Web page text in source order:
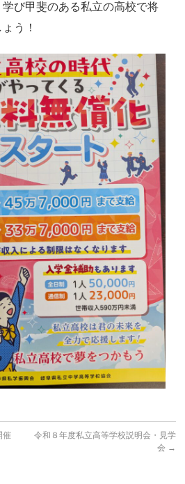
び甲斐のある私立の高校で将
う！
催
令和８年度私立高等学校説明会・見学
会 →